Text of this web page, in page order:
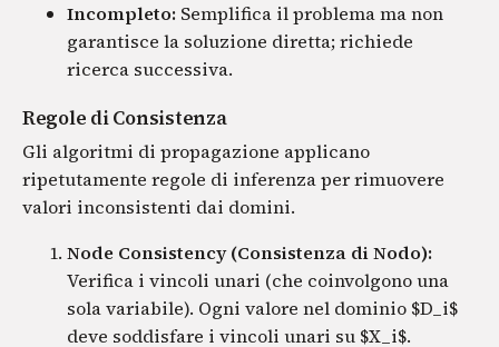
Incompleto: Semplifica il problema ma non
garantisce la soluzione diretta; richiede
ricerca successiva.
Regole di Consistenza
Gli algoritmi di propagazione applicano
ripetutamente regole di inferenza per rimuovere
valori inconsistenti dai domini.
Node Consistency (Consistenza di Nodo):
Verifica i vincoli unari (che coinvolgono una
sola variabile). Ogni valore nel dominio $D_i$
deve soddisfare i vincoli unari su $X_i$.